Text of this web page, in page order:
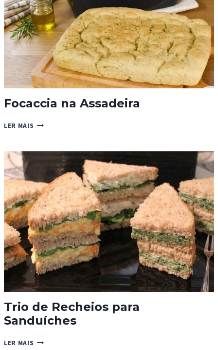
Focaccia na Assadeira
LER MAIS FOCACCIA
Trio de Recheios para
Sanduíches
LER MAIS TRIO